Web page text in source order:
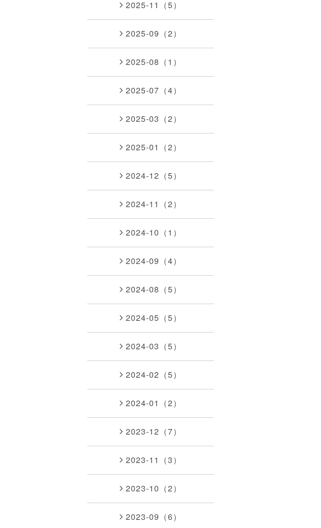
2025-11（5）
2025-09（2）
2025-08（1）
2025-07（4）
2025-03（2）
2025-01（2）
2024-12（5）
2024-11（2）
2024-10（1）
2024-09（4）
2024-08（5）
2024-05（5）
2024-03（5）
2024-02（5）
2024-01（2）
2023-12（7）
2023-11（3）
2023-10（2）
2023-09（6）